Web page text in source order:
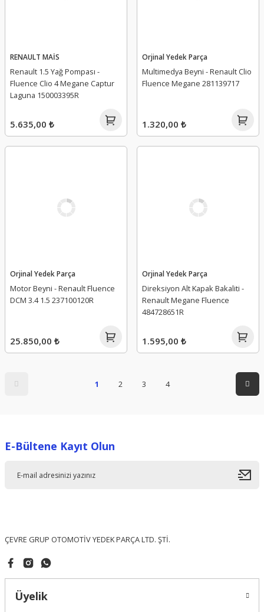
RENAULT MAİS
Renault 1.5 Yağ Pompası -
Fluence Clio 4 Megane Captur
Laguna 150003395R
5.635,00 ₺
Orjinal Yedek Parça
Multimedya Beyni - Renault Clio
Fluence Megane 281139717
1.320,00 ₺
Orjinal Yedek Parça
Motor Beyni - Renault Fluence
DCM 3.4 1.5 237100120R
25.850,00 ₺
Orjinal Yedek Parça
Direksiyon Alt Kapak Bakaliti -
Renault Megane Fluence
484728651R
1.595,00 ₺
1 2 3 4
E-Bültene Kayıt Olun
ÇEVRE GRUP OTOMOTİV YEDEK PARÇA LTD. ŞTİ.
Üyelik